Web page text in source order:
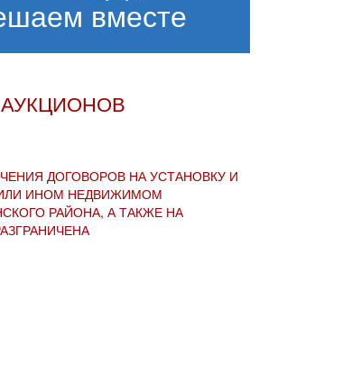
вместе
ДОГОВОРОВ НА УСТАНОВКУ И
ИНОМ НЕДВИЖИМОМ
РАЙОНА, А ТАКЖЕ НА